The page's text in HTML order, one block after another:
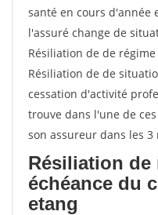
santé en cours d'année
l'assuré change de
Résiliation de de
Résiliation de de
cessation d'activité
trouve dans l'une de
son assureur dans les
Résiliation de
échéance du
etang